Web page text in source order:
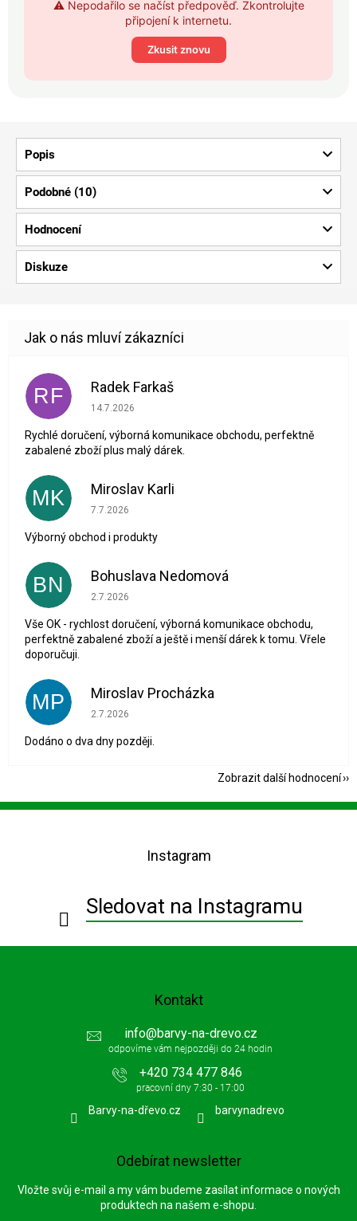
⚠️ Nepodařilo se načíst předpověď. Zkontrolujte
připojení k internetu.
Zkusit znovu
Popis
Podobné (10)
Hodnocení
Diskuze
RF Radek Farkaš
Hodnocení obchodu je 5 z 5 hvězdiček.
14.7.2026
Rychlé doručení, výborná komunikace obchodu, perfektně
zabalené zboží plus malý dárek.
MK Miroslav Karli
Hodnocení obchodu je 5 z 5 hvězdiček.
7.7.2026
Výborný obchod i produkty
BN Bohuslava Nedomová
Hodnocení obchodu je 5 z 5 hvězdiček.
2.7.2026
Vše OK - rychlost doručení, výborná komunikace obchodu,
perfektně zabalené zboží a ještě i menší dárek k tomu. Vřele
doporučuji.
MP Miroslav Procházka
Hodnocení obchodu je 1 z 5 hvězdiček.
2.7.2026
Dodáno o dva dny později.
Zobrazit další hodnocení
Z
Instagram
Sledovat na Instagramu
Kontakt
info@barvy-na-drevo.cz
+420 734 477 846
Barvy-na-dřevo.cz barvynadrevo
Odebírat newsletter
Vložte svůj e-mail a my vám budeme zasílat informace o nových
produktech na našem e-shopu.